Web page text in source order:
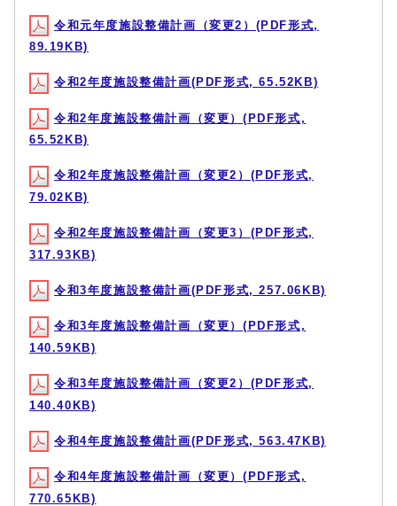
令和元年度施設整備計画（変更2）(PDF形式,
89.19KB)
令和2年度施設整備計画(PDF形式, 65.52KB)
令和2年度施設整備計画（変更）(PDF形式,
65.52KB)
令和2年度施設整備計画（変更2）(PDF形式,
79.02KB)
令和2年度施設整備計画（変更3）(PDF形式,
317.93KB)
令和3年度施設整備計画(PDF形式, 257.06KB)
令和3年度施設整備計画（変更）(PDF形式,
140.59KB)
令和3年度施設整備計画（変更2）(PDF形式,
140.40KB)
令和4年度施設整備計画(PDF形式, 563.47KB)
令和4年度施設整備計画（変更）(PDF形式,
770.65KB)